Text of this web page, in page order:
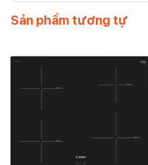
chiếc ghế này cũng chính
của gia đình bạn.
Sản phẩm tương tự